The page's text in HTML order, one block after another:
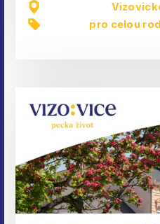
pro celou